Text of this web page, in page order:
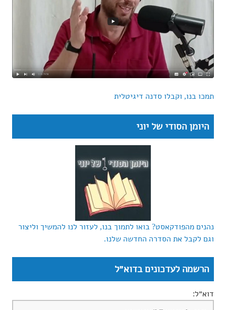
תמכו בנו, וקבלו סדנה דיגיטלית
היומן הסודי של יוני
נהנים מהפודקאסט? בואו לתמוך בנו, לעזור לנו להמשיך וליצור
וגם לקבל את הסדרה החדשה שלנו.
הרשמה לעדכונים בדוא״ל
דוא״ל: